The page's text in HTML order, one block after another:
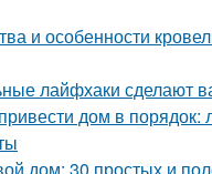
и особенности
лайфхаки сделают
дом в порядок: